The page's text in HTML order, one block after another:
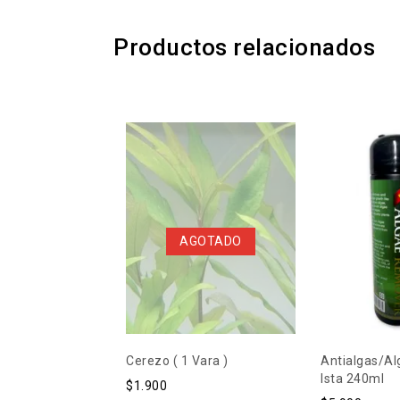
Productos relacionados
AGOTADO
Cerezo ( 1 Vara )
$1.900
Antialgas/
Ista 240ml